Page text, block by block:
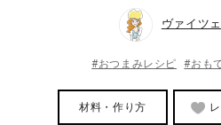
ヴァイツ
#おつまみレシピ #おも
材料・作り方